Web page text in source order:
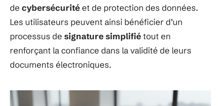
de cybersécuritéet de protection des données.
Les utilisateurs peuvent ainsi bénéficier d’un
processus de signature simplifiétout en
renforçant la confiance dans la validité de leurs
documents électroniques.